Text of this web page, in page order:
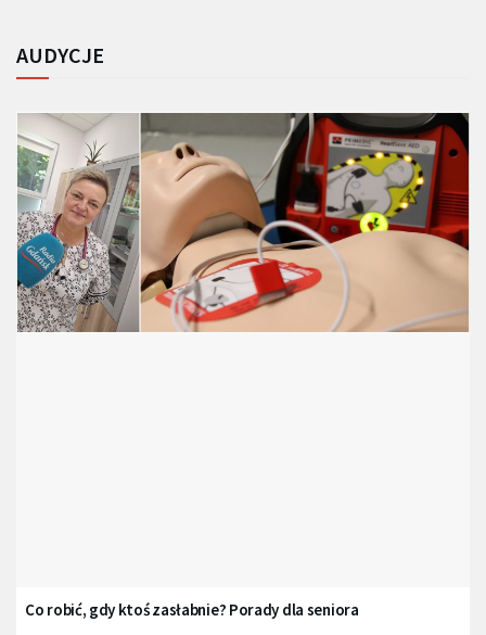
AUDYCJE
Co robić, gdy ktoś zasłabnie? Porady dla seniora